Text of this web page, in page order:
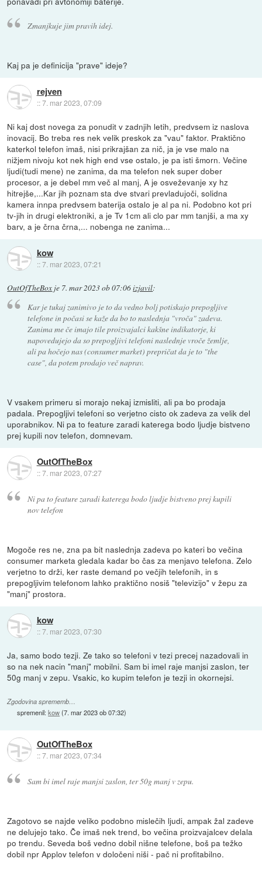
Zmanjkuje jim pravih idej.
Kaj pa je definicija "prave" ideje?
rejven
::7. mar 2023, 07:09
Ni kaj dost novega za ponudit v zadnjih letih, predvsem iz naslova
inovacij. Bo treba res nek velik preskok za "vau" faktor. Praktično
katerkol telefon imaš, nisi prikrajšan za nič, ja je vse malo na
nižjem nivoju kot nek high end vse ostalo, je pa isti šmorn. Večine
ljudi(tudi mene) ne zanima, da ma telefon nek super dober
procesor, a je debel mm več al manj, A je osveževanje xy hz
hitrejše,...Kar jih poznam sta dve stvari prevladujoči, solidna
kamera innpa predvsem baterija ostalo je al pa ni. Podobno kot pri
tv-jih in drugi elektroniki, a je Tv 1cm ali clo par mm tanjši, a ma xy
barv, a je črna črna,... nobenga ne zanima...
kow
::7. mar 2023, 07:21
OutOfTheBox je 7. mar 2023 ob 07:06izjavil:
Kar je tukaj zanimivo je to da vedno bolj potiskajo prepogljive
telefone in počasi se kaže da bo to naslednja "vroča" zadeva.
Zanima me če imajo tile proizvajalci kakšne indikatorje, ki
napovedujejo da so prepogljivi telefoni naslednje vroče žemlje,
ali pa hočejo nas (consumer market) prepričat da je to "the
case", da potem prodajo več naprav.
V vsakem primeru si morajo nekaj izmisliti, ali pa bo prodaja
padala. Prepogljivi telefoni so verjetno cisto ok zadeva za velik del
uporabnikov. Ni pa to feature zaradi katerega bodo ljudje bistveno
prej kupili nov telefon, domnevam.
OutOfTheBox
::7. mar 2023, 07:27
Ni pa to feature zaradi katerega bodo ljudje bistveno prej kupili
nov telefon
Mogoče res ne, zna pa bit naslednja zadeva po kateri bo večina
consumer marketa gledala kadar bo čas za menjavo telefona. Zelo
verjetno to drži, ker raste demand po večjih telefonih, in s
prepogljivim telefonom lahko praktično nosiš "televizijo" v žepu za
"manj" prostora.
kow
::7. mar 2023, 07:30
Ja, samo bodo tezji. Ze tako so telefoni v tezi precej nazadovali in
so na nek nacin "manj" mobilni. Sam bi imel raje manjsi zaslon, ter
50g manj v zepu. Vsakic, ko kupim telefon je tezji in okornejsi.
Zgodovina sprememb…
spremenil:kow(7. mar 2023 ob 07:32)
OutOfTheBox
::7. mar 2023, 07:34
Sam bi imel raje manjsi zaslon, ter 50g manj v zepu.
Zagotovo se najde veliko podobno mislečih ljudi, ampak žal zadeve
ne delujejo tako. Če imaš nek trend, bo večina proizvajalcev delala
po trendu. Seveda boš vedno dobil nišne telefone, boš pa težko
dobil npr Applov telefon v določeni niši - pač ni profitabilno.